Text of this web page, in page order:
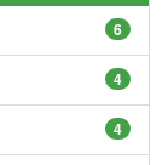
6
4
4